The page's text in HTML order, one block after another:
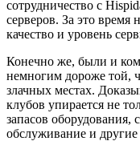
сотрудничество с
серверов. За это время
качество и уровень
Конечно же, были и
немногим дороже той,
злачных местах.
клубов упирается не
запасов оборудования,
обслуживание и